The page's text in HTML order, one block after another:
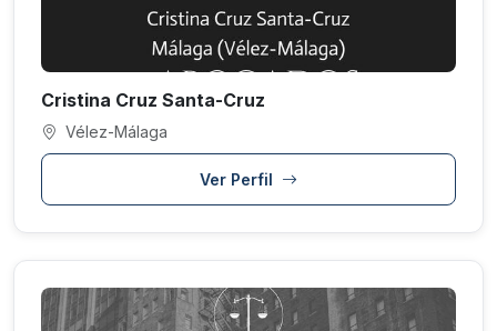
Cristina Cruz Santa-Cruz
Vélez-Málaga
Ver Perfil